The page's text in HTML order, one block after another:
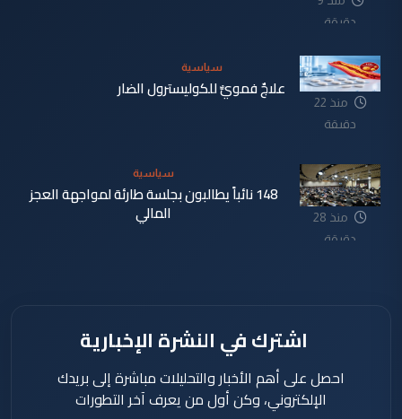
دقيقة
منذ 22
دقيقة
سياسية
علاجٌ فمويٌّ للكوليسترول الضار
منذ 28
دقيقة
سياسية
148 نائباً يطالبون بجلسة طارئة لمواجهة العجز
المالي
اشترك في النشرة الإخبارية
احصل على أهم الأخبار والتحليلات مباشرة إلى بريدك
الإلكتروني، وكن أول من يعرف آخر التطورات